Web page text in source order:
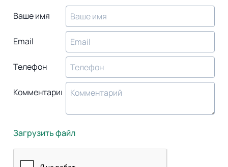
Ваше имя
Email
Телефон
Комментарий
Загрузить файл